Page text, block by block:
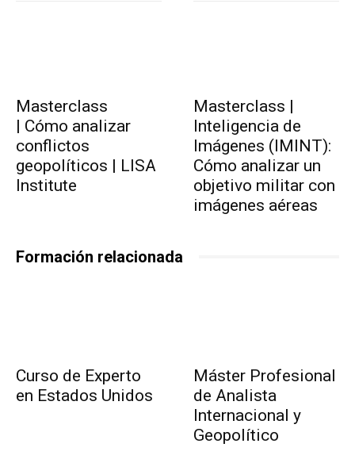
Masterclass
| Cómo analizar
conflictos
geopolíticos | LISA
Institute
Masterclass |
Inteligencia de
Imágenes (IMINT):
Cómo analizar un
objetivo militar con
imágenes aéreas
Formación relacionada
Curso de Experto
en Estados Unidos
Máster Profesional
de Analista
Internacional y
Geopolítico